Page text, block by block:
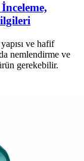
ve hafif
nemlendirme ve
gerekebilir.